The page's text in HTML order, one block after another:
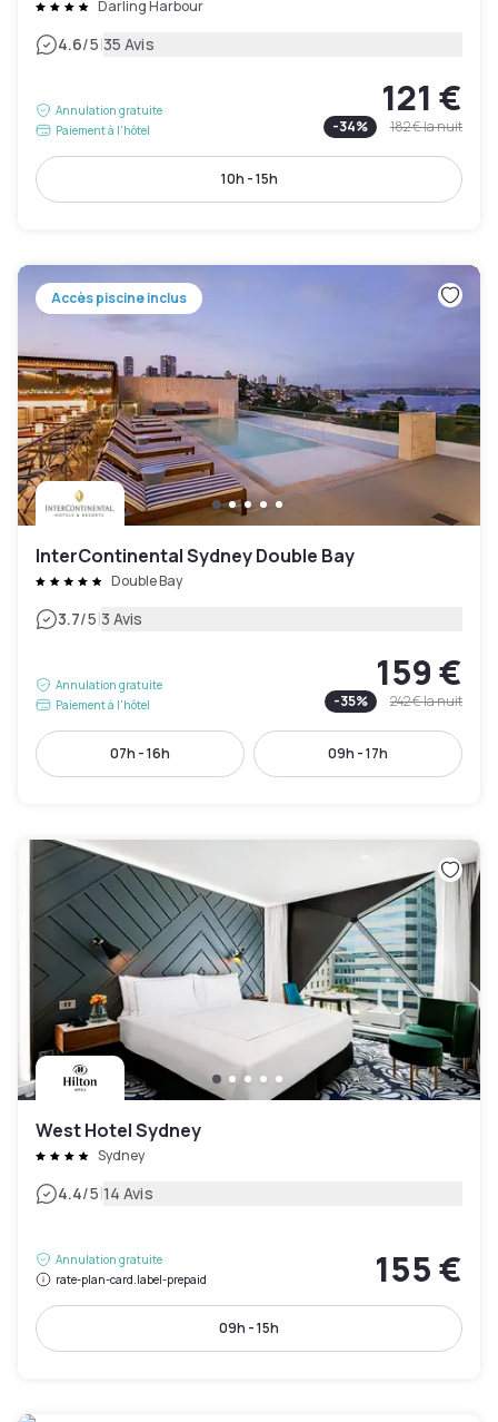
Darling Harbour
4.6/5|35 Avis
Annulation gratuite
Paiement à l'hôtel
121 €
-34% 182 €la nuit
10h - 15h
Accès piscine inclus
InterContinental Sydney Double Bay
Double Bay
3.7/5|3 Avis
Annulation gratuite
Paiement à l'hôtel
159 €
-35% 242 €la nuit
07h - 16h 09h - 17h
West Hotel Sydney
Sydney
4.4/5|14 Avis
Annulation gratuite
rate-plan-card.label-prepaid
155 €
09h - 15h